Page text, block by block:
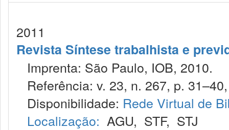
2011
Revista Síntese trabalhista e
Imprenta: São Paulo, IOB, 2010.
Referência: v. 23, n. 267, p.
Disponibilidade: Rede Virtual de
Localização: AGU, STF, STJ